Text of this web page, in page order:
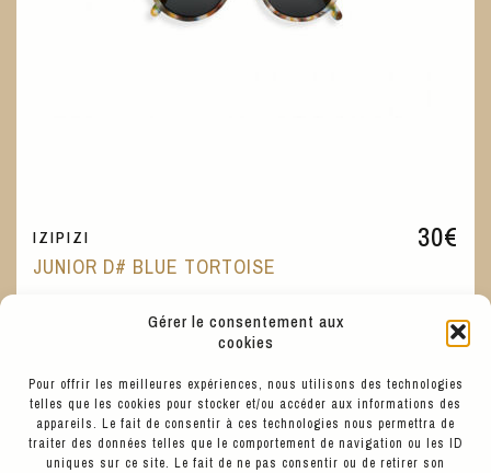
Gérer le consentement aux
cookies
Pour offrir les meilleures expériences, nous utilisons des technologies
telles que les cookies pour stocker et/ou accéder aux informations des
appareils. Le fait de consentir à ces technologies nous permettra de
traiter des données telles que le comportement de navigation ou les ID
uniques sur ce site. Le fait de ne pas consentir ou de retirer son
30€
IZIPIZI
JUNIOR D# BLUE TORTOISE